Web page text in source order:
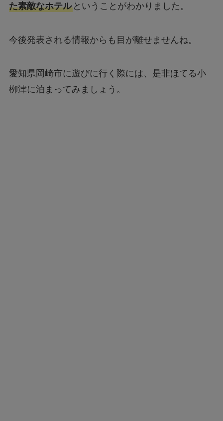
た素敵なホテルということがわかりました。
今後発表される情報からも目が離せませんね。
愛知県岡崎市に遊びに行く際には、是非ほてる小
栁津に泊まってみましょう。